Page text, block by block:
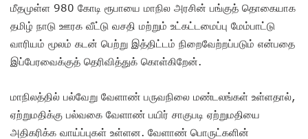
மீதமுள்ள 980 கோடி ரூபாயை மாநில அரசின் பங்குத் தொகையாக
தமிழ் நாடு ஊரக வீட்டு வசதி மற்றும் உட்கட்டமைப்பு மேம்பாட்டு
வாரியம் மூலம் கடன் பெற்று இத்திட்டம் நிறைவேற்றப்படும் என்பதை
இப்பேரவைக்குத் தெரிவித்துக் கொள்கிறேன்.
மாநிலத்தில் பல்வேறு வேளாண் பருவநிலை மண்டலங்கள் உள்ளதால்,
ஏற்றுமதிக்கு பல்வகை வேளாண் பயிர் சாகுபடி ஏற்றுமதியை
அதிகரிக்க வாய்ப்புகள் உள்ளன. வேளாண் பொருட்களின்